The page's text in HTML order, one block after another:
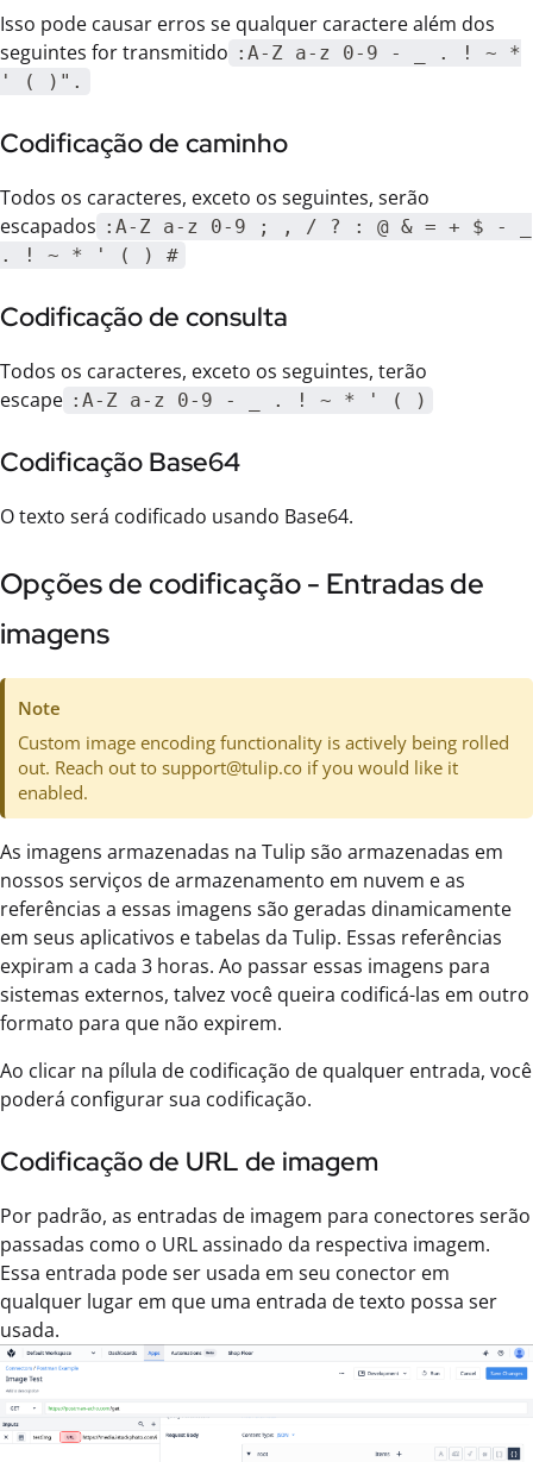
Isso pode causar erros se qualquer caractere além dos
seguintes for transmitido :A-Z a-z 0-9 - _ . ! ~ *
' ( )".
Codificação de caminho
Todos os caracteres, exceto os seguintes, serão
escapados :A-Z a-z 0-9 ; , / ? : @ & = + $ - _
. ! ~ * ' ( ) #
Codificação de consulta
Todos os caracteres, exceto os seguintes, terão
escape :A-Z a-z 0-9 - _ . ! ~ * ' ( )
Codificação Base64
O texto será codificado usando Base64.
Opções de codificação - Entradas de
imagens
Note
Custom image encoding functionality is actively being rolled
out. Reach out to support@tulip.co if you would like it
enabled.
As imagens armazenadas na Tulip são armazenadas em
nossos serviços de armazenamento em nuvem e as
referências a essas imagens são geradas dinamicamente
em seus aplicativos e tabelas da Tulip. Essas referências
expiram a cada 3 horas. Ao passar essas imagens para
sistemas externos, talvez você queira codificá-las em outro
formato para que não expirem.
Ao clicar na pílula de codificação de qualquer entrada, você
poderá configurar sua codificação.
Codificação de URL de imagem
Por padrão, as entradas de imagem para conectores serão
passadas como o URL assinado da respectiva imagem.
Essa entrada pode ser usada em seu conector em
qualquer lugar em que uma entrada de texto possa ser
usada.